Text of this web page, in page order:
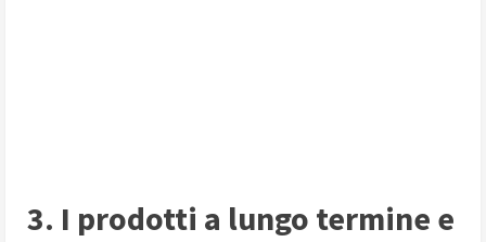
3. I prodotti a lungo termine e